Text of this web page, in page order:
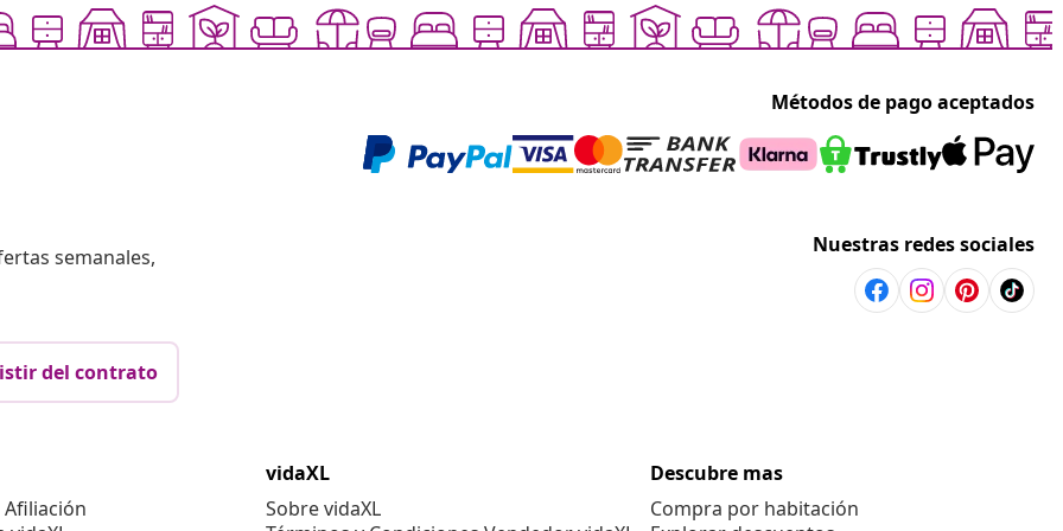
Métodos de pago aceptados
semanales, Nuestras redes sociales
del contrato
vidaXL
Sobre vidaXL
Descubre mas
Compra por habitación